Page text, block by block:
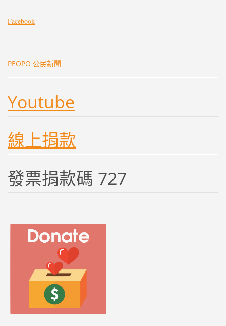
Facebook
PEOPO 公民新聞
Youtube
線上捐款
發票捐款碼 727